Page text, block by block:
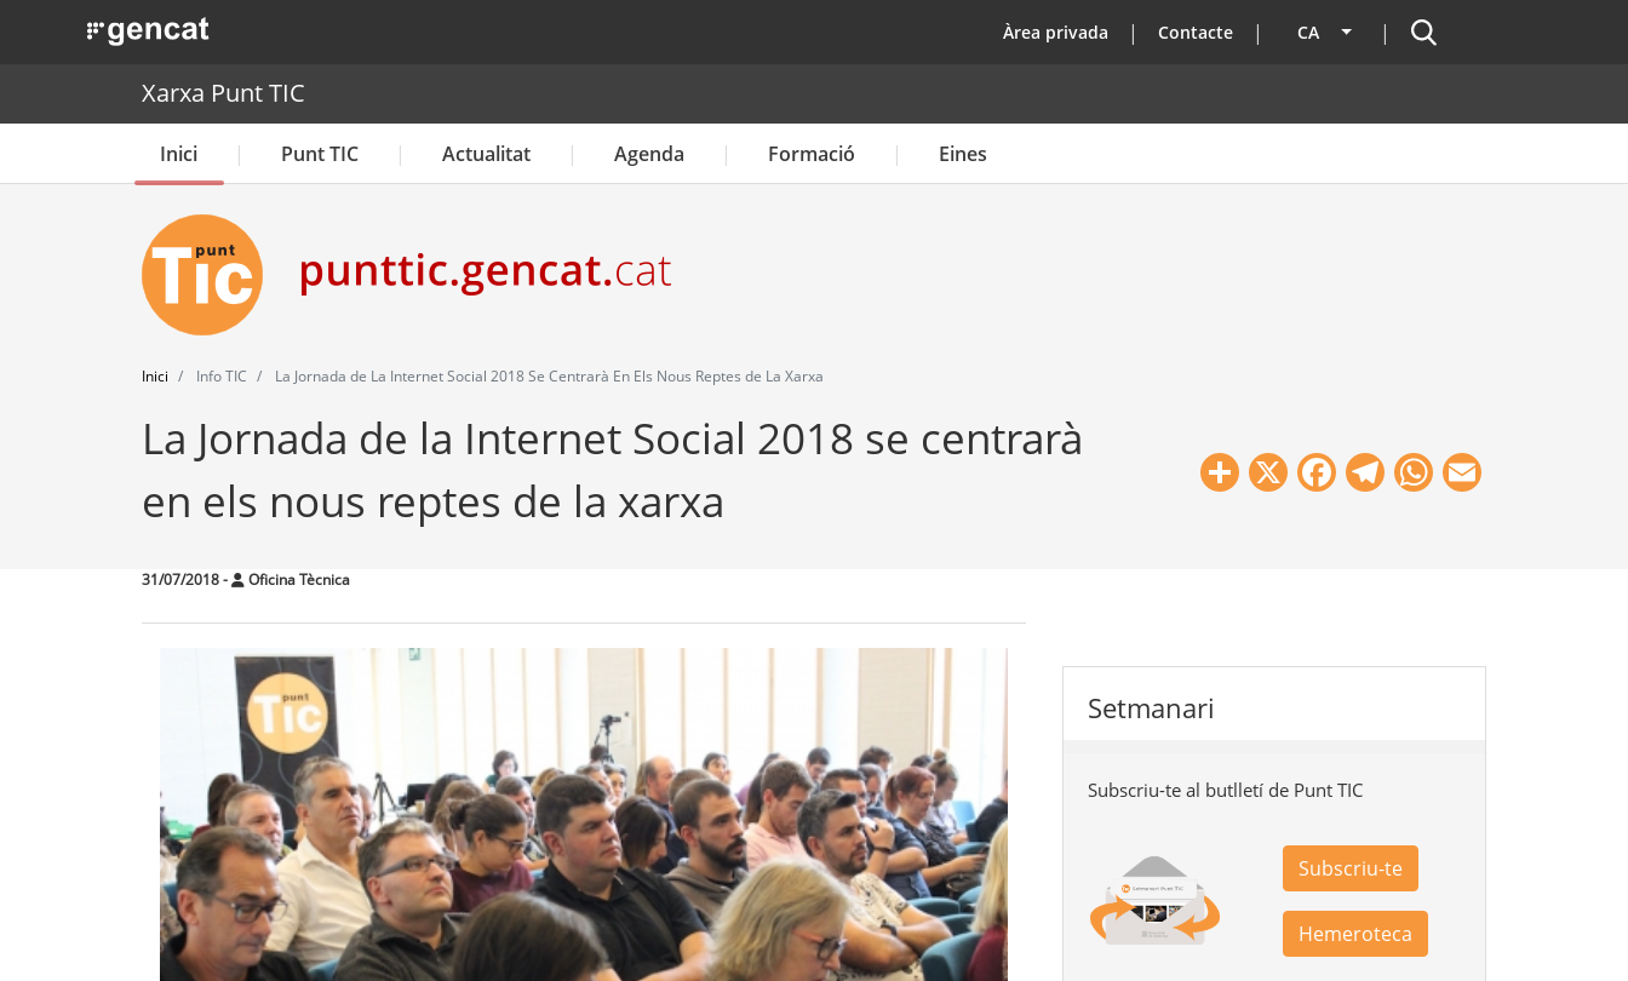
. Obre en una nova finestra. top
Àrea privada Contacte CA Llista les accions addicionals
Cercador
Xarxa Punt TIC
Inici Punt TIC Actualitat Agenda Formació Eines
Inici Info TIC La Jornada de La Internet Social 2018 Se Centrarà En Els Nous Reptes de La Xarxa
La Jornada de la Internet Social 2018 se centrarà
en els nous reptes de la xarxa
Share
X Facebook
Telegram
WhatsApp
31/07/2018- Oficina Tècnica
Setmanari
Subscriu-te al butlletí de Punt TIC
Subscriu-te
Hemeroteca